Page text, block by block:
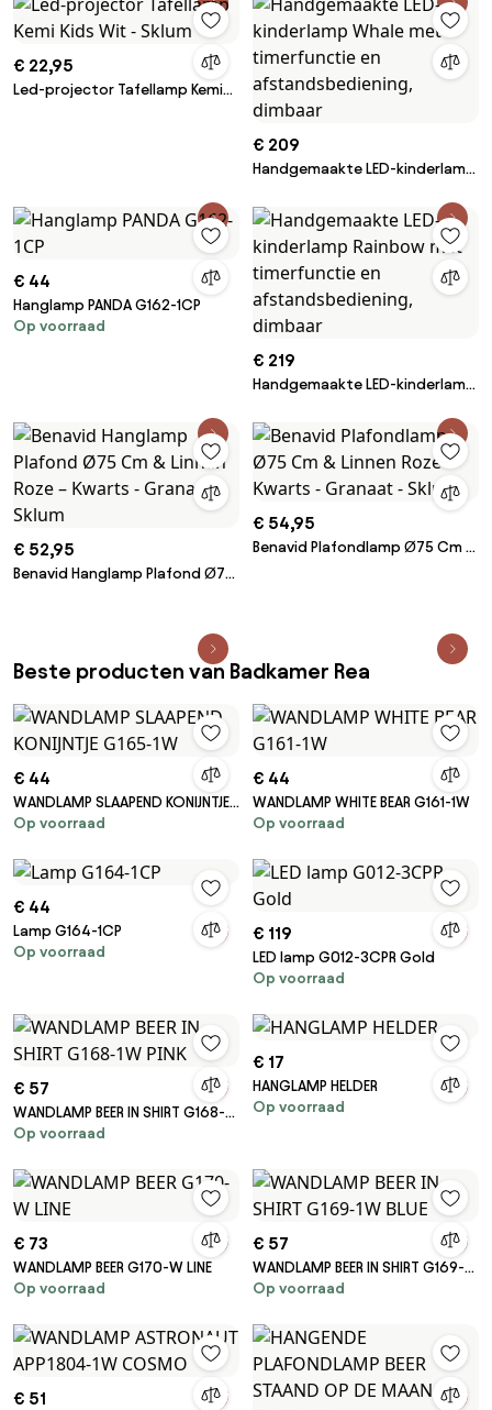
€ 22,95
Led-projector Tafellamp Kemi
€ 209
Handgemaakte LED-kinderlamp
afstandsbediening, dimbaar
€ 44
Hanglamp PANDA G162-1CP
Op voorraad
€ 219
Handgemaakte LED-kinderlamp
afstandsbediening, dimbaar
€ 52,95
Benavid Hanglamp Plafond Ø75
€ 54,95
Benavid Plafondlamp Ø75 Cm &
Beste producten van Badkamer Rea
€ 44
WANDLAMP SLAAPEND KONIJNTJE
G165-1W
Op voorraad
€ 44
WANDLAMP WHITE BEAR G161-1W
Op voorraad
€ 44
Lamp G164-1CP
Op voorraad
€ 119
LED lamp G012-3CPR Gold
Op voorraad
€ 57
WANDLAMP BEER IN SHIRT G168-
1W PINK
Op voorraad
€ 17
HANGLAMP HELDER
Op voorraad
€ 73
WANDLAMP BEER G170-W LINE
Op voorraad
€ 57
WANDLAMP BEER IN SHIRT G169-
1W BLUE
Op voorraad
€ 51